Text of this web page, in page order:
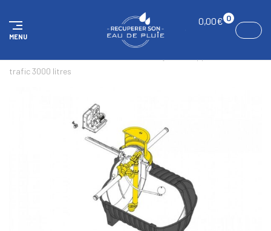
MENU
0,00€ 0
trafic 3000 litres